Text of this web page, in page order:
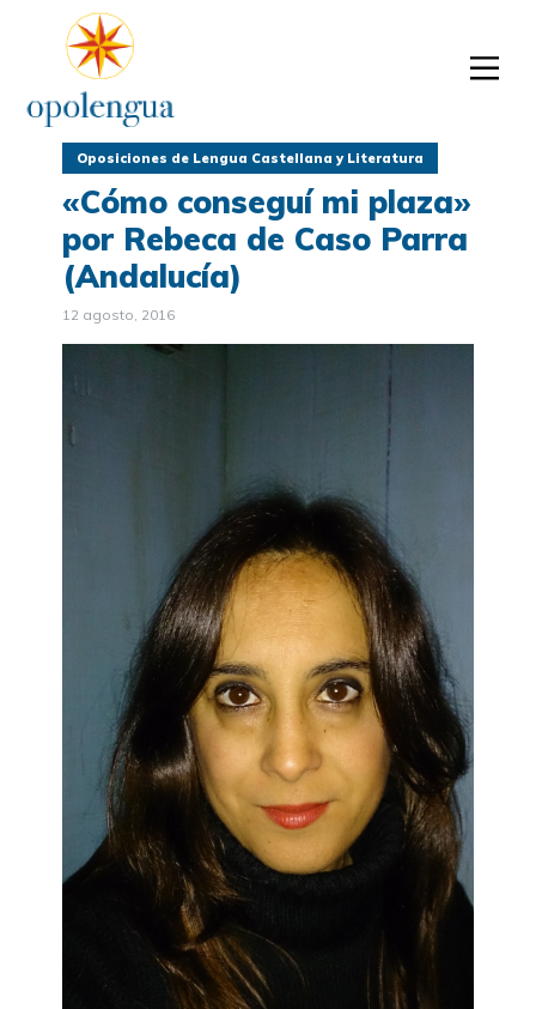
Oposiciones de Lengua Castellana y Literatura
«Cómo conseguí mi plaza»
por Rebeca de Caso Parra
(Andalucía)
12 agosto, 2016